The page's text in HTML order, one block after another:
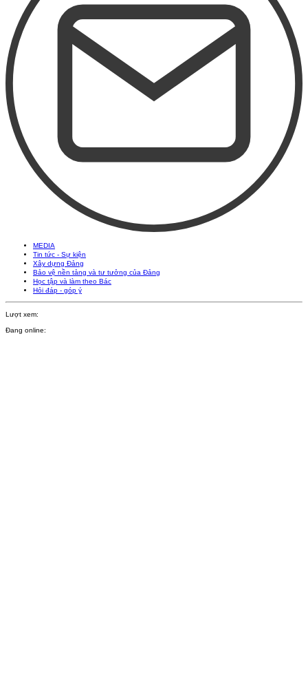
MEDIA
Tin tức - Sự kiện
Xây dựng Đảng
Bảo vệ nền tảng và tư tưởng của Đảng
Học tập và làm theo Bác
Hỏi đáp - góp ý
Lượt xem:
Đang online: